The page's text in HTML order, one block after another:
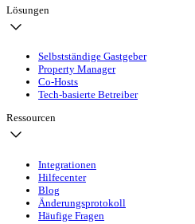
Lösungen
Selbstständige Gastgeber
Property Manager
Co-Hosts
Tech-basierte Betreiber
Ressourcen
Integrationen
Hilfecenter
Blog
Änderungsprotokoll
Häufige Fragen